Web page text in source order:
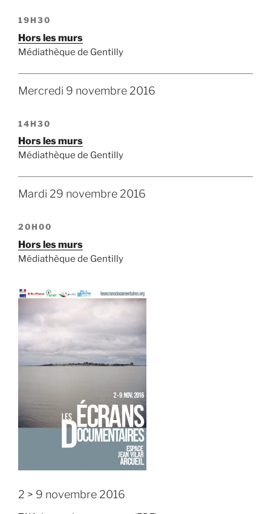
19H30
Hors les murs
Médiathèque de Gentilly
Mercredi 9 novembre 2016
14H30
Hors les murs
Médiathèque de Gentilly
Mardi 29 novembre 2016
20H00
Hors les murs
Médiathèque de Gentilly
2 > 9 novembre 2016